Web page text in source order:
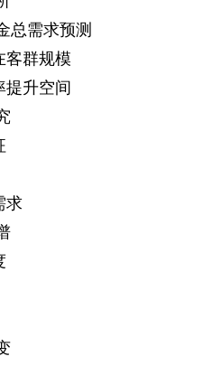
总需求预测
客群规模
提升空间
求